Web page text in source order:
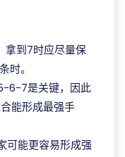
拿到7时应尽量保
时。
6-7是关键，因此
能形成最强手
可能更容易形成强